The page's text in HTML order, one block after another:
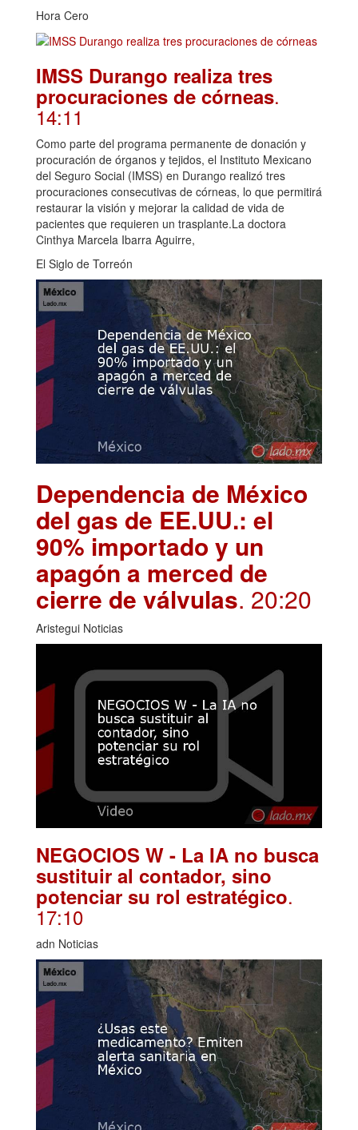
Hora Cero
IMSS Durango realiza tres
procuraciones de córneas.
14:11
Como parte del programa permanente de donación y
procuración de órganos y tejidos, el Instituto Mexicano
del Seguro Social (IMSS) en Durango realizó tres
procuraciones consecutivas de córneas, lo que permitirá
restaurar la visión y mejorar la calidad de vida de
pacientes que requieren un trasplante.La doctora
Cinthya Marcela Ibarra Aguirre,
El Siglo de Torreón
Dependencia de México
del gas de EE.UU.: el
90% importado y un
apagón a merced de
cierre de válvulas. 20:20
Aristegui Noticias
NEGOCIOS W - La IA no busca
sustituir al contador, sino
potenciar su rol estratégico.
17:10
adn Noticias